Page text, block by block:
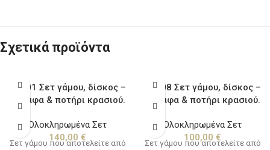
Σχετικά προϊόντα
LV.001 Σετ γάμου, δίσκος –
καράφα & ποτήρι κρασιού.
Ολοκληρωμένα Σετ
140,00 €
Σετ γάμου που αποτελείτε από
LV.008 Σετ γάμου, δίσκος –
καράφα & ποτήρι κρασιού.
Ολοκληρωμένα Σετ
100,00 €
Σετ γάμου που αποτελείτε από